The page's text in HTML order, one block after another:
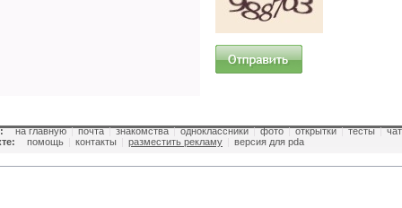
на главную | почта | знакомства | одноклассники | фото | открытки | тесты | чат
помощь контакты разместить рекламу версия для pda